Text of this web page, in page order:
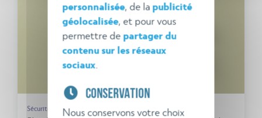
Sécurité incendie
personnalisée, de la publicité
géolocalisée, et pour vous
permettre de partager du
contenu sur les réseaux
sociaux
CONSERVATION
Nous conservons votre choix